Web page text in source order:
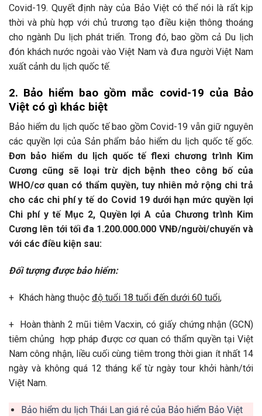
Covid-19. Quyết định này của Bảo Việt có thể nói là rất kịp
thời và phù hợp với chủ trương tạo điều kiện thông thoáng
cho ngành Du lịch phát triển. Trong đó, bao gồm cả Du lịch
đón khách nước ngoài vào Việt Nam và đưa người Việt Nam
xuất cảnh du lịch quốc tế.
2. Bảo hiểm bao gồm mắc covid-19 của Bảo
Việt có gì khác biệt
Bảo hiểm du lịch quốc tế bao gồm Covid-19 vẫn giữ nguyên
các quyền lợi của Sản phẩm bảo hiểm du lịch quốc tế gốc.
Đơn bảo hiểm du lịch quốc tế flexi chương trình Kim
Cương cũng sẽ loại trừ dịch bệnh theo công bố của
WHO/cơ quan có thẩm quyền, tuy nhiên mở rộng chi trả
cho các chi phí y tế do Covid 19 dưới hạn mức quyền lợi
Chi phí y tế Mục 2, Quyền lợi A của Chương trình Kim
Cương lên tới tối đa 1.200.000.000 VNĐ/người/chuyến và
với các điều kiện sau:
Đối tượng được bảo hiểm:
+ Khách hàng thuộc độ tuổi 18 tuổi đến dưới 60 tuổi,
+ Hoàn thành 2 mũi tiêm Vacxin, có giấy chứng nhận (GCN)
tiêm chủng hợp pháp được cơ quan có thẩm quyền tại Việt
Nam công nhận, liều cuối cùng tiêm trong thời gian ít nhất 14
ngày và không quá 12 tháng kể từ ngày tour khởi hành/tới
Việt Nam.
Bảo hiểm du lịch Thái Lan giá rẻ của Bảo hiểm Bảo Việt